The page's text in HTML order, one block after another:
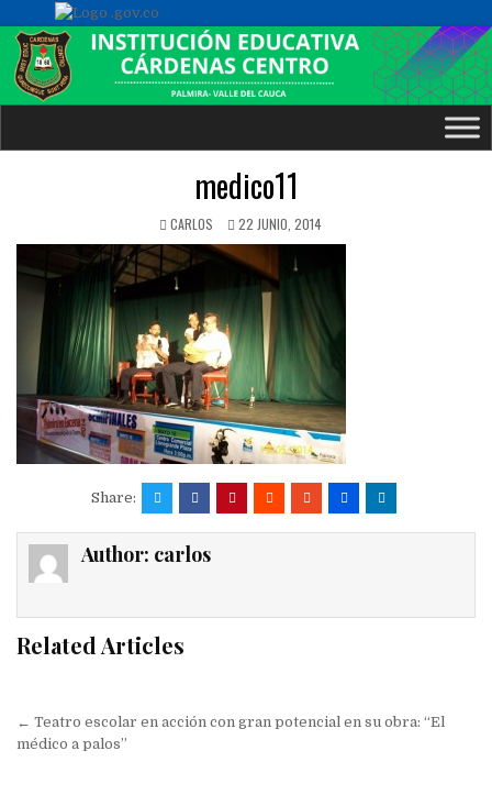
medico11
CARLOS 22 JUNIO, 2014
Share:
Author: carlos
Related Articles
Navegación
de
← Teatro escolar en acción con gran potencial en su obra: “El
médico a palos”